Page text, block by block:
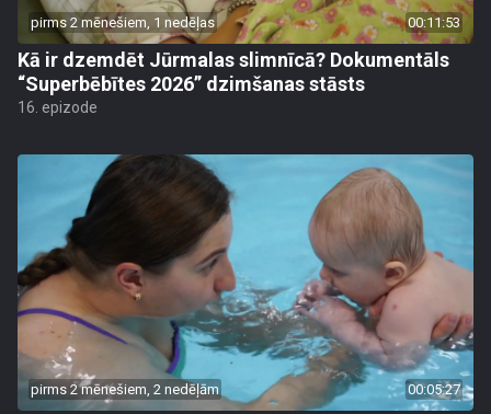
pirms 2 mēnešiem, 1 nedēļas 00:11:53
Kā ir dzemdēt Jūrmalas slimnīcā? Dokumentāls
“Superbēbītes 2026” dzimšanas stāsts
16. epizode
pirms 2 mēnešiem, 2 nedēļām 00:05:27